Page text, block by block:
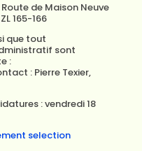
de Maison Neuve
165-166
que tout
sont
:
: Pierre Texier,
: vendredi 18
selection